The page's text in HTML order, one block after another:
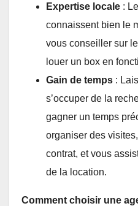
Expertise locale :
connaissent bien le
vous conseiller sur
louer un box en
Gain de temps :
s’occuper de la
gagner un temps
organiser des
contrat, et vous
de la location.
Comment choisir une